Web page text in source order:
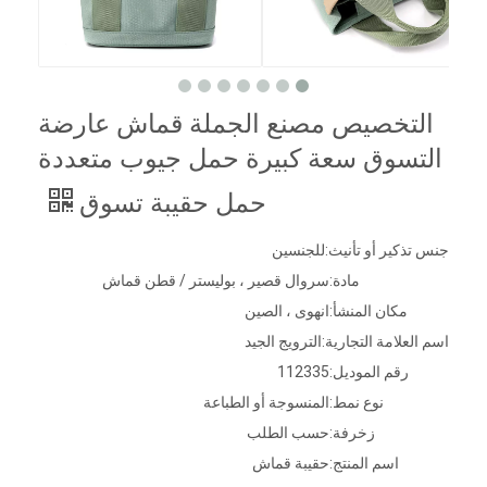
التخصيص مصنع الجملة قماش عارضة
التسوق سعة كبيرة حمل جيوب متعددة
حمل حقيبة تسوق
جنس تذكير أو تأنيث:للجنسين
مادة:سروال قصير ، بوليستر / قطن قماش
مكان المنشأ:انهوى ، الصين
اسم العلامة التجارية:الترويج الجيد
رقم الموديل:112335
نوع نمط:المنسوجة أو الطباعة
زخرفة:حسب الطلب
اسم المنتج:حقيبة قماش